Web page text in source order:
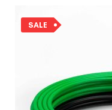
SALE